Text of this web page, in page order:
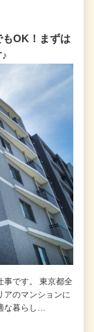
OK！まずは
事です。 東京都全
アのマンションに
な暮らし…